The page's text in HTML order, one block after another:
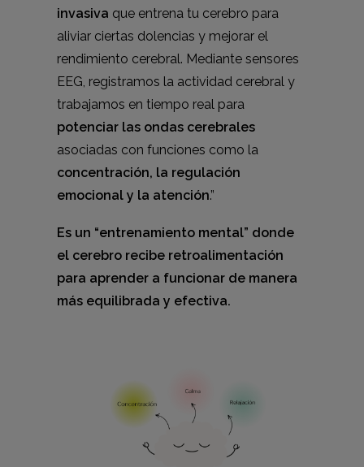
invasiva que entrena tu cerebro para
aliviar ciertas dolencias y mejorar el
rendimiento cerebral. Mediante sensores
EEG, registramos la actividad cerebral y
trabajamos en tiempo real para
potenciar las ondas cerebrales
asociadas con funciones como la
concentración, la regulación
emocional y la atención.”
Es un “entrenamiento mental” donde
el cerebro recibe retroalimentación
para aprender a funcionar de manera
más equilibrada y efectiva.